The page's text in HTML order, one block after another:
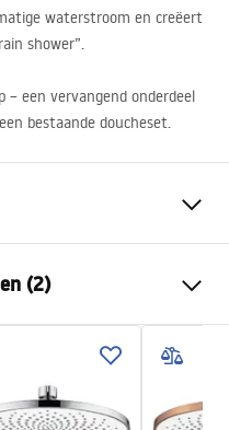
waterstroom en creëert
shower”.
een vervangend onderdeel
bestaande doucheset.
inch
(2)
NATRYSKOWY.pdf